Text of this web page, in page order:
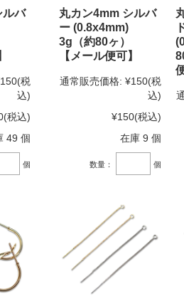
ルバ
(税
込)
(税込)
49 個
個
丸カン4mm シルバ
ー (0.8x4mm)
3g（約80ヶ）
【メール便可】
通常販売価格: ¥150(税
込)
¥150(税込)
在庫 9 個
数量： 個